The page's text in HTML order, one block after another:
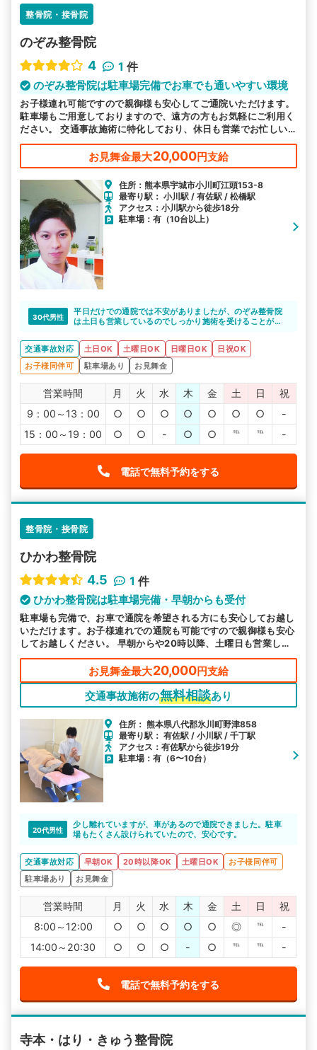
駅から探す 院名から探す
整骨院・接骨院
のぞみ整骨院
4
1 件
のぞみ整骨院は駐車場完備でお車でも通いやすい環境
お子様連れ可能ですので親御様も安心してご通院いただけます。
駐車場もご用意しておりますので、遠方の方もお気軽にご利用く
ださい。 交通事故施術に特化しており、休日も営業でお忙しい
方も通いやすいと好評です。
お見舞金最大20,000円支給
住所：熊本県宇城市小川町江頭153-8
最寄り駅： 小川駅 / 有佐駅 / 松橋駅
アクセス：小川駅から徒歩18分
駐車場：有（10台以上）
30代男性
平日だけでの通院では不安がありましたが、のぞみ整骨院
は土日も営業しているのでしっかり施術を受けることがで
交通事故対応
土日OK 土曜日OK 日曜日OK
日祝OK
お子様同伴可
駐車場あり お見舞金
営業時間 月 火 水 木 金 土 日
祝
9：00～13：00
○ ○ ○ ○ ○ ○ ○
-
15：00～19：00
○ ○ - ○ ○ ℡ ℡ -
電話で無料予約をする
整骨院・接骨院
ひかわ整骨院
4.5
1 件
ひかわ整骨院は駐車場完備・早朝からも受付
駐車場も完備で、お車で通院を希望される方にも安心してお越し
いただけます。お子様連れでの通院も可能ですので親御様も安心
してお越しください。 早朝からや20時以降、土曜日も営業して
お忙しい方にも通いやすい環境を整え、皆様のお越しをお待ちし
お見舞金最大20,000円支給
交通事故施術の無料相談あり
住所： 熊本県八代郡氷川町野津858
最寄り駅： 有佐駅 / 小川駅 / 千丁駅
アクセス：有佐駅から徒歩19分
駐車場：有（6〜10台）
20代男性
少し離れていますが、車があるので通院できました。駐車
場もたくさん設けられていたので、安心です。
交通事故対応 早朝OK 20時以降OK 土曜日OK
お子様同伴可
駐車場あり
お見舞金
営業時間 月 火 水 木 金 土 日
祝
8:00～12:00
○ ○ ○ ○ ○ ◎ ℡
-
14:00～20:30
○ ○ ○ - ○ ℡ ℡ -
電話で無料予約をする
寺本・はり・きゅう整骨院